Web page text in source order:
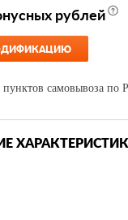
рублей
пунктов самовывоза по